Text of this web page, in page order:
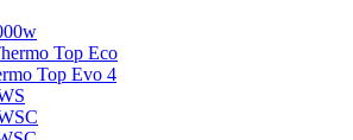
Top Eco
Top Evo 4